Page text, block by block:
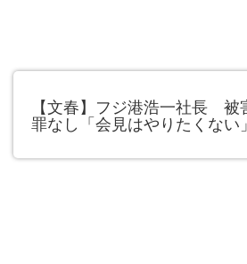
【文春】フジ港浩一社長 被
罪なし「会見はやりたくない